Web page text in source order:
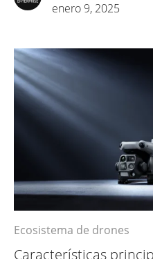
enero 9, 2025
Ecosistema de drones
Características